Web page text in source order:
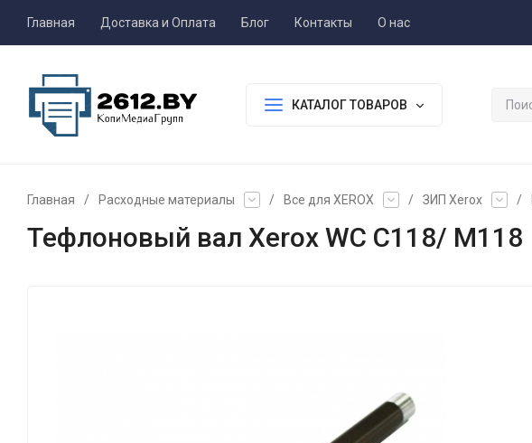
Главная Доставка и Оплата Блог Контакты О нас
КАТАЛОГ ТОВАРОВ
Главная / Расходные материалы / Все для XEROX / ЗИП Xerox /
Тефлоновый вал Xerox WC C118/ M118